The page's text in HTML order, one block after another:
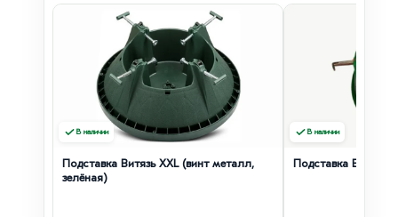
В наличии
Подставка Витязь XXL (винт металл,
зелёная)
В наличии
Подставка B2